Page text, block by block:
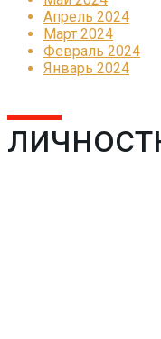
Апрель 2024
Март 2024
Февраль 2024
Январь 2024